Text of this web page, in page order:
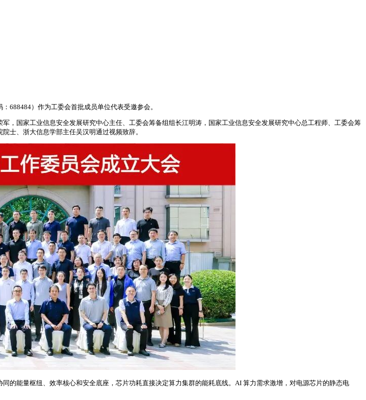
688484）作为工委会首批成员单位代表受邀参会。
，国家工业信息安全发展研究中心主任、工委会筹备组组长江明涛，国家工业信息安全发展研究中心总工程师、工委会筹
士、浙大信息学部主任吴汉明通过视频致辞。
的能量枢纽、效率核心和安全底座，芯片功耗直接决定算力集群的能耗底线。AI 算力需求激增，对电源芯片的静态电